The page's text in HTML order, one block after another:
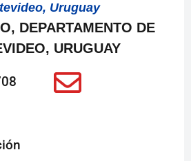
Uruguay
DEPARTAMENTO DE
URUGUAY